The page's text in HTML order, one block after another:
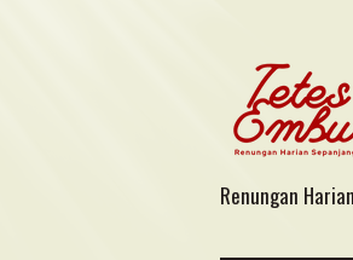
Renungan